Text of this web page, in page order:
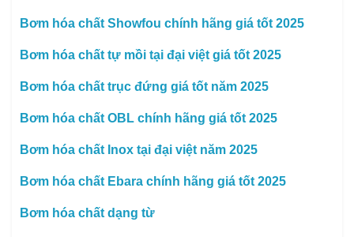
Bơm hóa chất Showfou chính hãng giá tốt 2025
Bơm hóa chất tự mồi tại đại việt giá tốt 2025
Bơm hóa chất trục đứng giá tốt năm 2025
Bơm hóa chất OBL chính hãng giá tốt 2025
Bơm hóa chất Inox tại đại việt năm 2025
Bơm hóa chất Ebara chính hãng giá tốt 2025
Bơm hóa chất dạng từ